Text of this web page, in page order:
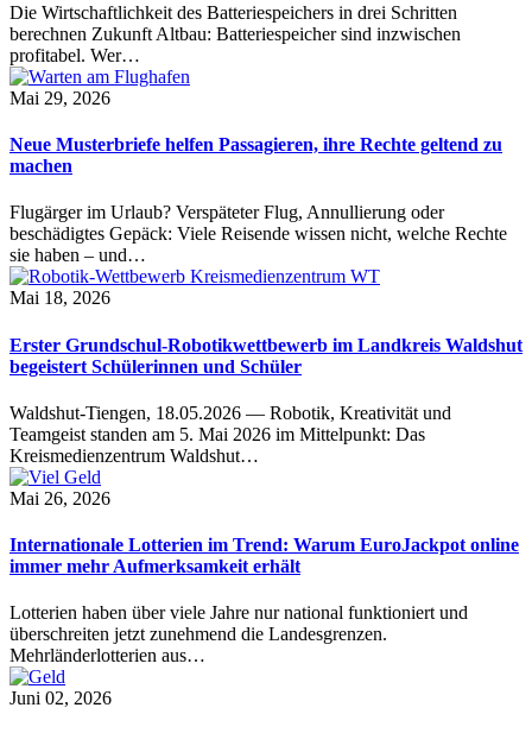
Die Wirtschaftlichkeit des Batteriespeichers in drei Schritten
berechnen Zukunft Altbau: Batteriespeicher sind inzwischen
profitabel. Wer…
Mai 29, 2026
Neue Musterbriefe helfen Passagieren, ihre Rechte geltend zu
machen
Flugärger im Urlaub? Verspäteter Flug, Annullierung oder
beschädigtes Gepäck: Viele Reisende wissen nicht, welche Rechte
sie haben – und…
Mai 18, 2026
Erster Grundschul-Robotikwettbewerb im Landkreis Waldshut
begeistert Schülerinnen und Schüler
Waldshut-Tiengen, 18.05.2026 — Robotik, Kreativität und
Teamgeist standen am 5. Mai 2026 im Mittelpunkt: Das
Kreismedienzentrum Waldshut…
Mai 26, 2026
Internationale Lotterien im Trend: Warum EuroJackpot online
immer mehr Aufmerksamkeit erhält
Lotterien haben über viele Jahre nur national funktioniert und
überschreiten jetzt zunehmend die Landesgrenzen.
Mehrländerlotterien aus…
Juni 02, 2026